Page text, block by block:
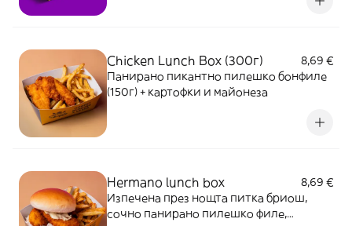
Chicken Lunch Box (300г)
8,69 €
Панирано пикантно пилешко бонфиле
(150г) + картофки и майонеза
Hermano lunch box
8,69 €
Изпечена през нощта питка бриош,
сочно панирано пилешко филе,